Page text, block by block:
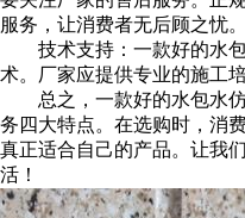
服务，让消费者无后顾之忧。
技术支持：一款好的水包
术。厂家应提供专业的施工
总之，一款好的水包水仿
务四大特点。在选购时，消
真正适合自己的产品。让我
活！